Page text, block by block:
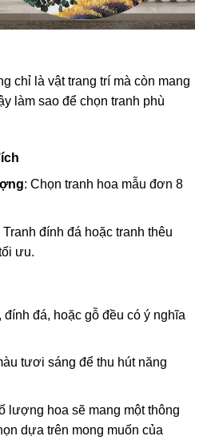
chỉ là vật trang trí mà còn mang
làm sao để chọn tranh phù
: Chọn tranh hoa mẫu đơn 8
Tranh đính đá hoặc tranh thêu
ưu.
đính đá, hoặc gỗ đều có ý nghĩa
tươi sáng để thu hút năng
lượng hoa sẽ mang một thông
dựa trên mong muốn của